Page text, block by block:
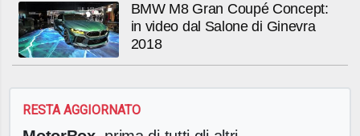
BMW M8 Gran Coupé Concept:
in video dal Salone di Ginevra
2018
RESTA AGGIORNATO